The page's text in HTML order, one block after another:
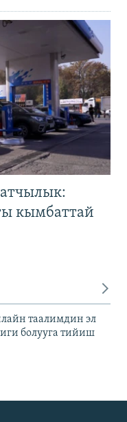
кымбаттай
таалимдин эл
болууга тийиш